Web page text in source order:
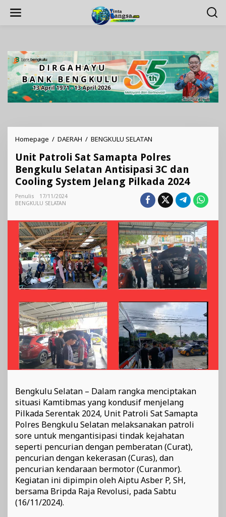
Homepage / DAERAH / BENGKULU SELATAN
Sat
Samapta
Polres
Bengkulu
Selatan
Antisipasi
dan
Cooling
System
Jelang
Pilkada
2024
Unit Patroli Sat Samapta Polres
Bengkulu Selatan Antisipasi 3C dan
Cooling System Jelang Pilkada 2024
Penulis
17/11/2024
BENGKULU SELATAN
Bengkulu Selatan – Dalam rangka menciptakan
situasi Kamtibmas yang kondusif menjelang
Pilkada Serentak 2024, Unit Patroli Sat Samapta
Polres Bengkulu Selatan melaksanakan patroli
sore untuk mengantisipasi tindak kejahatan
seperti pencurian dengan pemberatan (Curat),
pencurian dengan kekerasan (Curas), dan
pencurian kendaraan bermotor (Curanmor).
Kegiatan ini dipimpin oleh Aiptu Asber P, SH,
bersama Bripda Raja Revolusi, pada Sabtu
(16/11/2024).